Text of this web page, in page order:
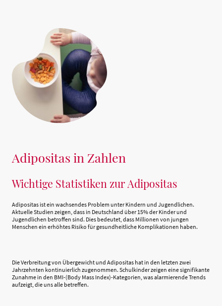
Adipositas in Zahlen
Wichtige Statistiken zur Adipositas
Adipositas ist ein wachsendes Problem unter Kindern und Jugendlichen.
Aktuelle Studien zeigen, dass in Deutschland über 15% der Kinder und
Jugendlichen betroffen sind. Dies bedeutet, dass Millionen von jungen
Menschen ein erhöhtes Risiko für gesundheitliche Komplikationen haben.
Die Verbreitung von Übergewicht und Adipositas hat in den letzten zwei
Jahrzehnten kontinuierlich zugenommen. Schulkinder zeigen eine signifikante
Zunahme in den BMI-(Body Mass Index)-Kategorien, was alarmierende Trends
aufzeigt, die uns alle betreffen.